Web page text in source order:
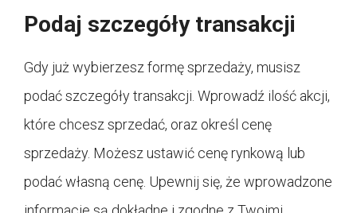
Podaj szczegóły transakcji
Gdy już wybierzesz formę sprzedaży, musisz
podać szczegóły transakcji. Wprowadź ilość akcji,
które chcesz sprzedać, oraz określ cenę
sprzedaży. Możesz ustawić cenę rynkową lub
podać własną cenę. Upewnij się, że wprowadzone